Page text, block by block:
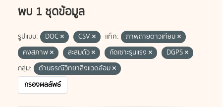
พบ 1 ชุดข้อมูล
รูปแบบ: DOC CSV แท็ค:
ภาพถ่ายดาวเทียม
คงสภาพ
สะสมตัว กัดเซาะรุนแรง
DGPS
กลุ่ม:
ด้านธรณีวิทยาสิ่งแวดล้อม
กรองผลลัพธ์